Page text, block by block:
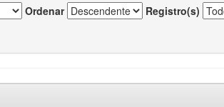
Ordenar Registro(s)